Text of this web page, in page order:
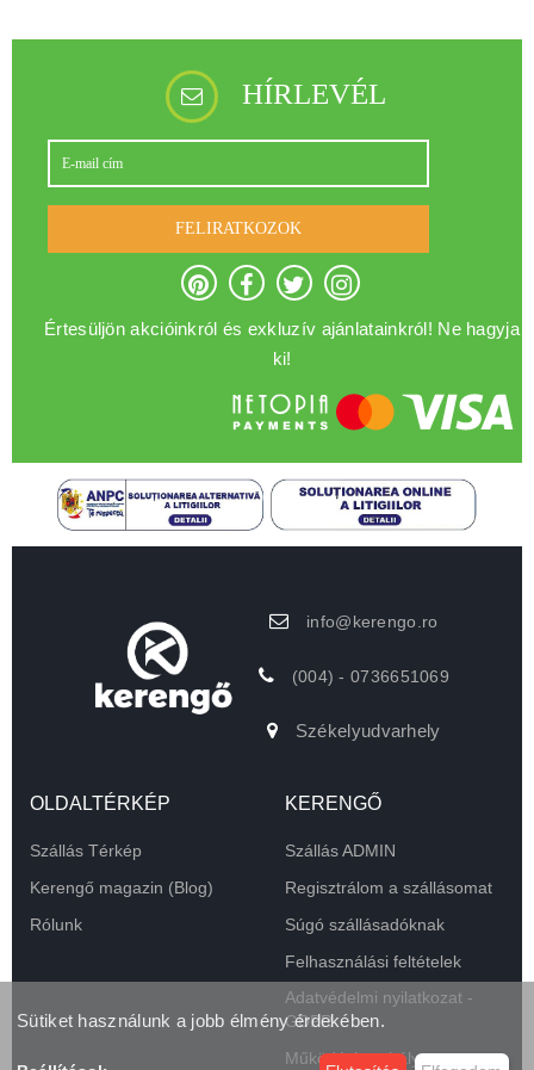
HÍRLEVÉL
FELIRATKOZOK
Értesüljön akcióinkról és exkluzív ajánlatainkról! Ne hagyja
ki!
info@kerengo.ro
(004) - 0736651069
Székelyudvarhely
OLDALTÉRKÉP
Szállás Térkép
Kerengő magazin (Blog)
Rólunk
KERENGŐ
Szállás ADMIN
Regisztrálom a szállásomat
Súgó szállásadóknak
Felhasználási feltételek
Adatvédelmi nyilatkozat -
GDPR
Működési szabályzat
Sütiket használunk a jobb élmény érdekében.